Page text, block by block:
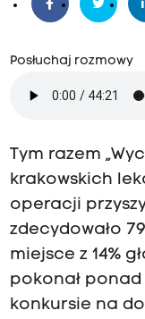
Posłuchaj rozmowy
Tym razem
krakowskich
operacji
zdecydowało
miejsce z 14%
pokonał
konkursie na